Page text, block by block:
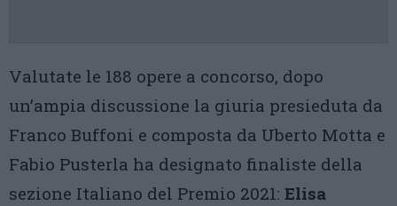
Valutate le 188 opere a concorso, dopo
un’ampia discussione la giuria presieduta da
Franco Buffoni e composta da Uberto Motta e
Fabio Pusterla ha designato finaliste della
sezione Italiano del Premio 2021: Elisa